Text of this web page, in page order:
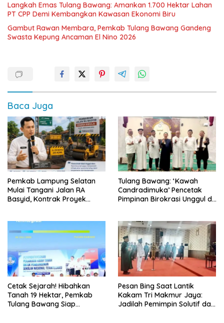
Langkah Emas Tulang Bawang: Amankan 1.700 Hektar Lahan
PT CPP Demi Kembangkan Kawasan Ekonomi Biru
Gambut Rawan Membara, Pemkab Tulang Bawang Gandeng
Swasta Kepung Ancaman El Nino 2026
Baca Juga
Pemkab Lampung Selatan
Mulai Tangani Jalan RA
Basyid, Kontrak Proyek
Tulang Bawang: ‘Kawah
Candradimuka’ Pencetak
Pimpinan Birokrasi Unggul di
Cetak Sejarah! Hibahkan
Tanah 19 Hektar, Pemkab
Tulang Bawang Siap
Pesan Bing Saat Lantik
Kakam Tri Makmur Jaya:
Jadilah Pemimpin Solutif dan